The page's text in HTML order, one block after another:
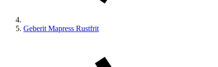
Geberit Mapress Rustfrit